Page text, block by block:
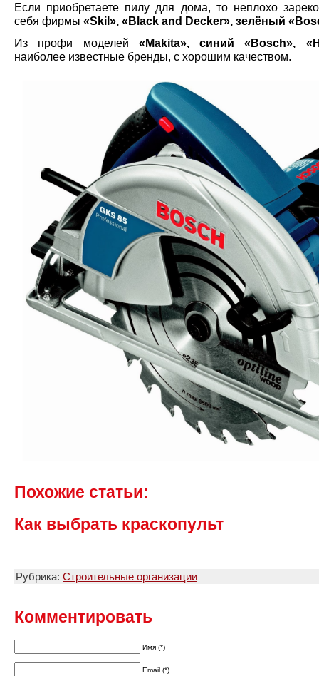
Если приобретаете пилу для дома, то неплохо
себя фирмы «Skil», «Black and Decker», зелёный
Из профи моделей «Makita», синий «Bosch»,
наиболее известные бренды, с хорошим качеством.
Похожие статьи:
Как выбрать краскопульт
Рубрика: Строительные организации
Комментировать
Имя (*)
Email (*)